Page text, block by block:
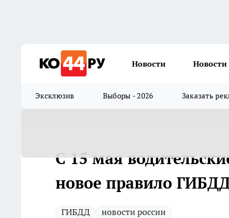
Новости Новости
Эксклюзив Выборы - 2026 Заказать
С 15 мая
новое правило
ГИБДД новости россии